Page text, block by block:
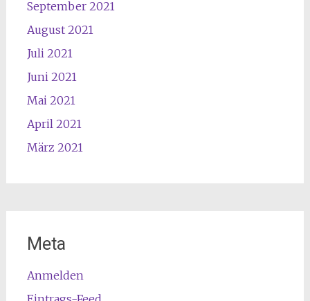
September 2021
August 2021
Juli 2021
Juni 2021
Mai 2021
April 2021
März 2021
Meta
Anmelden